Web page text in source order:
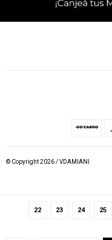
22 23 24 25
© Copyright 2026 / VDAMIANI